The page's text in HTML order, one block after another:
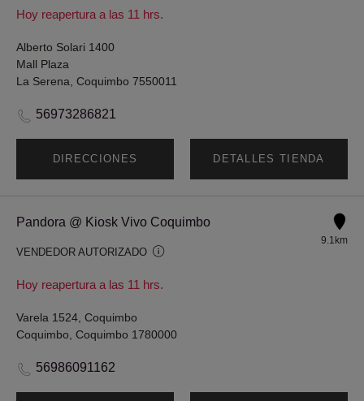
Hoy reapertura a las 11 hrs.
Alberto Solari 1400
Mall Plaza
La Serena, Coquimbo 7550011
56973286821
DIRECCIONES DETALLES TIENDA
Pandora @ Kiosk Vivo Coquimbo
VENDEDOR AUTORIZADO
Hoy reapertura a las 11 hrs.
9.1km
Varela 1524, Coquimbo
Coquimbo, Coquimbo 1780000
56986091162